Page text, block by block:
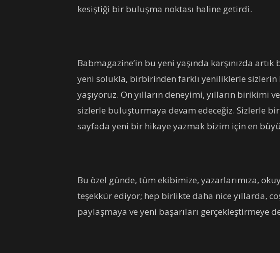
kesiştiği bir buluşma noktası haline getirdi.
Babmagazine’in bu yeni yaşında karşınızda artık
yeni solukla, birbirinden farklı yeniliklerle sizlerin
yaşıyoruz. On yılların deneyimi, yılların birikimi
sizlerle buluşturmaya devam edeceğiz. Sizlerle
sayfada yeni bir hikaye yazmak bizim için en
Bu özel günde, tüm ekibimize, yazarlarımıza,
teşekkür ediyor; hep birlikte daha nice yıllarda,
paylaşmaya ve yeni başarıları gerçekleştirmeye